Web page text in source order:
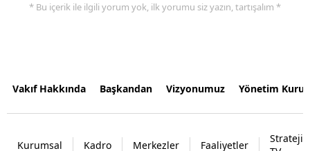
* Bu içerik ile ilgili yorum yok, ilk yorumu siz yazın, tartışalım *
Vakıf Hakkında Başkandan Vizyonumuz Yönetim
Kurumsal Kadro Merkezler Faaliyetler
Strateji